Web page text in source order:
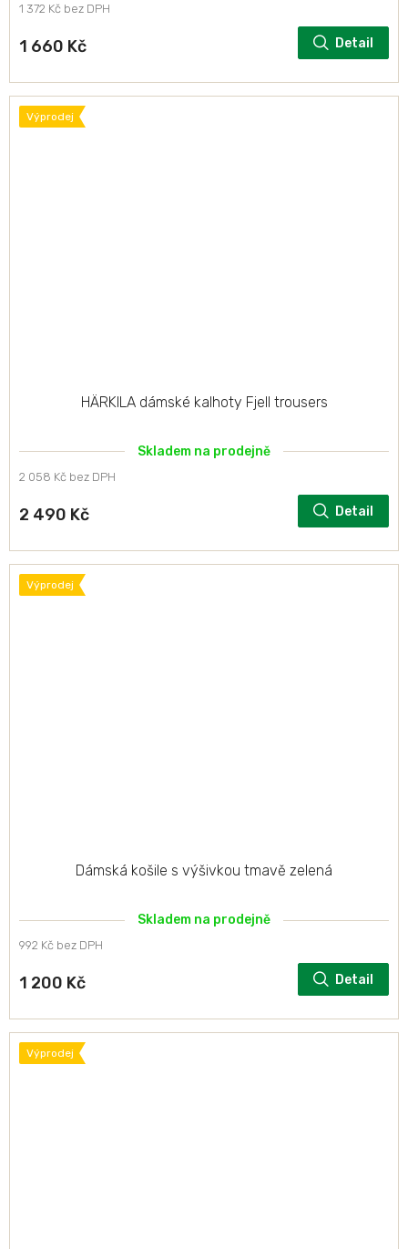
1 372 Kč bez DPH
1 660 Kč Detail
Výprodej
HÄRKILA dámské kalhoty Fjell trousers
Skladem na prodejně
2 058 Kč bez DPH
2 490 Kč Detail
Výprodej
Dámská košile s výšivkou tmavě zelená
Skladem na prodejně
992 Kč bez DPH
1 200 Kč Detail
Výprodej